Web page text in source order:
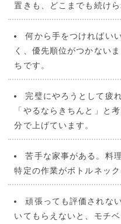
置きも、どこまでも続けら
何から手をつければい
く、優先順位がつかない
ちです。
完璧にやろうとして疲
「やるならきちんと」と
分で上げています。
苦手な家事がある。料
特定の作業がボトルネッ
頑張っても評価されな
いてもらえないと、モチ